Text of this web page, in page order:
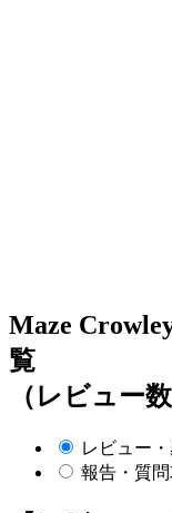
Maze
覧
（レビュー数
レビュー
報告・質